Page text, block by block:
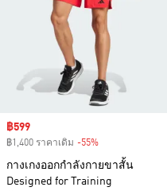
Sale price
฿599
฿1,400 ราคาเดิม -55%
กางเกงออกกำลังกายขาสั้น
Designed for Training